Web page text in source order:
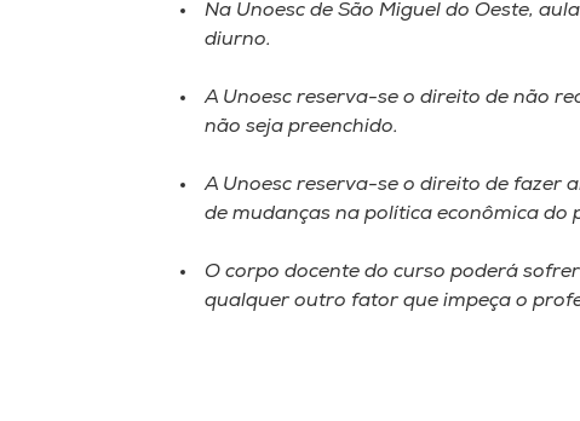
Na Unoesc de São Miguel do Oeste,
diurno.
A Unoesc reserva-se o direito de não
não seja preenchido.
A Unoesc reserva-se o direito de fazer
de mudanças na política econômica do
O corpo docente do curso poderá
qualquer outro fator que impeça o